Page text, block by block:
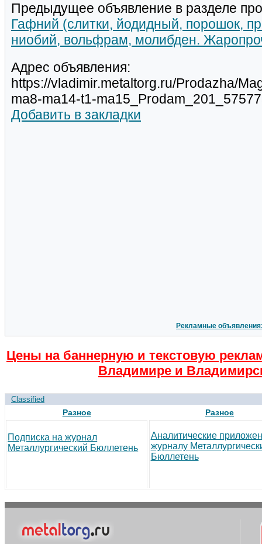
Предыдущее объявление в разделе
Гафний (слитки, йодидный, порошок,
ниобий, вольфрам, молибден.
Адрес объявления:
https://vladimir.metaltorg.ru/Prodazha/
ma8-ma14-t1-
Добавить в закладки
Рекламные
Цены на баннерную и текстовую
Владимире и
Classified
Разное
Подписка на журнал
Металлургический Бюллетень
Разное
Аналитические
журналу
Бюллетень